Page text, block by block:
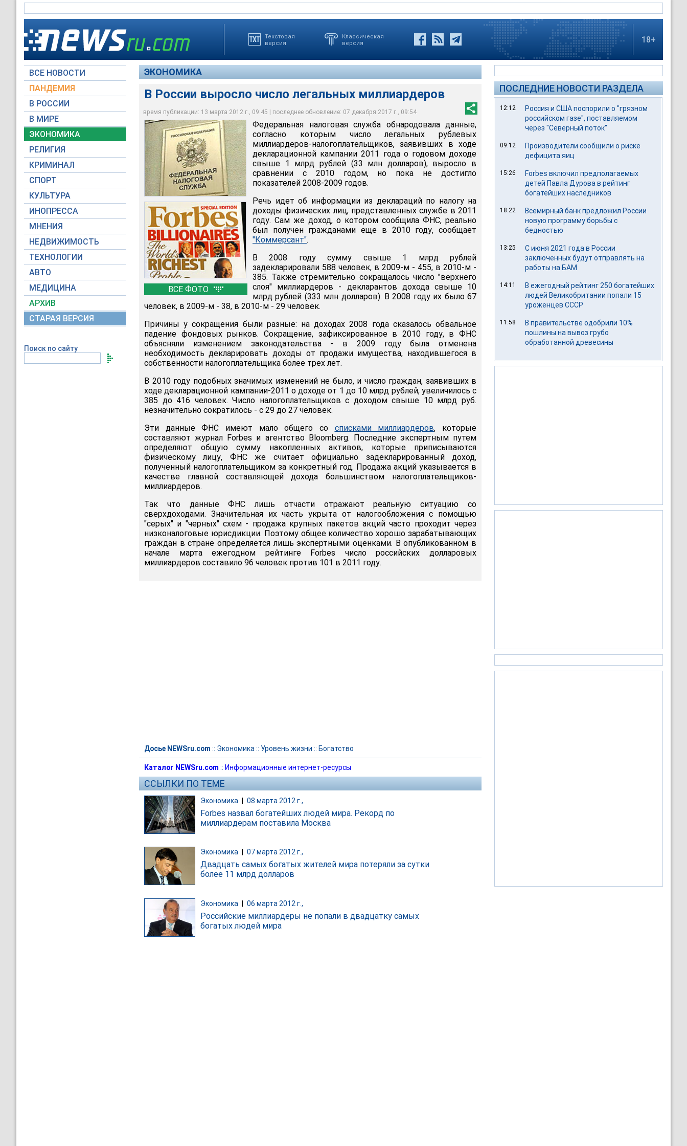
Текстовая
версия
Классическая
версия
18+
ВСЕ НОВОСТИ
ПАНДЕМИЯ
В РОССИИ
В МИРЕ
ЭКОНОМИКА
РЕЛИГИЯ
КРИМИНАЛ
СПОРТ
КУЛЬТУРА
ИНОПРЕССА
МНЕНИЯ
НЕДВИЖИМОСТЬ
ТЕХНОЛОГИИ
АВТО
МЕДИЦИНА
АРХИВ
СТАРАЯ ВЕРСИЯ
Поиск по сайту
ЭКОНОМИКА
В России выросло число легальных миллиардеров
время публикации: 13 марта 2012 г., 09:45 | последнее обновление: 07 декабря 2017 г., 09:54
ВСЕ ФОТО
ФНС зафиксировала рост числа граждан, официально заявляющих о получении
сверхвысоких доходов
Первый канал
В опубликованном в начале марта ежегодном рейтинге Forbes число российских
долларовых миллиардеров составило 96 человек против 101 в 2011 году
Global Look Press
В 2008 году сумму свыше 1 млрд рублей задекларировали 588 человек, в 2009-м - 455,
в 2010-м - 385
Первый канал
Федеральная налоговая служба обнародовала данные,
согласно которым число легальных рублевых
миллиардеров-налогоплательщиков, заявивших в ходе
декларационной кампании 2011 года о годовом доходе
свыше 1 млрд рублей (33 млн долларов), выросло в
сравнении с 2010 годом, но пока не достигло
показателей 2008-2009 годов.
Речь идет об информации из деклараций по налогу на
доходы физических лиц, представленных службе в 2011
году. Сам же доход, о котором сообщила ФНС, реально
был получен гражданами еще в 2010 году, сообщает
"Коммерсант".
В 2008 году сумму свыше 1 млрд рублей
задекларировали 588 человек, в 2009-м - 455, в 2010-м -
385. Также стремительно сокращалось число "верхнего
слоя" миллиардеров - декларантов дохода свыше 10
млрд рублей (333 млн долларов). В 2008 году их было 67
человек, в 2009-м - 38, в 2010-м - 29 человек.
Причины у сокращения были разные: на доходах 2008 года сказалось обвальное
падение фондовых рынков. Сокращение, зафиксированное в 2010 году, в ФНС
объясняли изменением законодательства - в 2009 году была отменена
необходимость декларировать доходы от продажи имущества, находившегося в
собственности налогоплательщика более трех лет.
В 2010 году подобных значимых изменений не было, и число граждан, заявивших в
ходе декларационной кампании-2011 о доходе от 1 до 10 млрд рублей, увеличилось с
385 до 416 человек. Число налогоплательщиков с доходом свыше 10 млрд руб.
незначительно сократилось - с 29 до 27 человек.
Эти данные ФНС имеют мало общего со списками миллиардеров, которые
составляют журнал Forbes и агентство Bloomberg. Последние экспертным путем
определяют общую сумму накопленных активов, которые приписываются
физическому лицу, ФНС же считает официально задекларированный доход,
полученный налогоплательщиком за конкретный год. Продажа акций указывается в
качестве главной составляющей дохода большинством налогоплательщиков-
миллиардеров.
Так что данные ФНС лишь отчасти отражают реальную ситуацию со
сверхдоходами. Значительная их часть укрыта от налогообложения с помощью
"серых" и "черных" схем - продажа крупных пакетов акций часто проходит через
низконалоговые юрисдикции. Поэтому общее количество хорошо зарабатывающих
граждан в стране определяется лишь экспертными оценками. В опубликованном в
начале марта ежегодном рейтинге Forbes число российских долларовых
миллиардеров составило 96 человек против 101 в 2011 году.
Досье NEWSru.com :: Экономика :: Уровень жизни :: Богатство
Каталог NEWSru.com :: Информационные интернет-ресурсы
ССЫЛКИ ПО ТЕМЕ
Экономика 08 марта 2012 г.,
Forbes назвал богатейших людей мира. Рекорд по
миллиардерам поставила Москва
Экономика 07 марта 2012 г.,
Двадцать самых богатых жителей мира потеряли за сутки
более 11 млрд долларов
Экономика | 06 марта 2012 г.,
Российские миллиардеры не попали в двадцатку самых
богатых людей мира
ПОСЛЕДНИЕ НОВОСТИ РАЗДЕЛА
12:12
Россия и США поспорили о "грязном
российском газе", поставляемом
через "Северный поток"
09:12
Производители сообщили о риске
дефицита яиц
15:26
Forbes включил предполагаемых
детей Павла Дурова в рейтинг
богатейших наследников
18:22
Всемирный банк предложил России
новую программу борьбы с
бедностью
13:25
С июня 2021 года в России
заключенных будут отправлять на
работы на БАМ
14:11
В ежегодный рейтинг 250 богатейших
людей Великобритании попали 15
уроженцев СССР
11:58
В правительстве одобрили 10%
пошлины на вывоз грубо
обработанной древесины